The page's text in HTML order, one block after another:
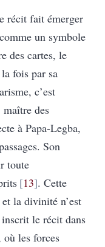
récit fait émerger
un symbole
des cartes, le
fois par sa
c’est
maître des
à Papa-Legba,
Son
toute
13 . Cette
la divinité n’est
le récit dans
les forces